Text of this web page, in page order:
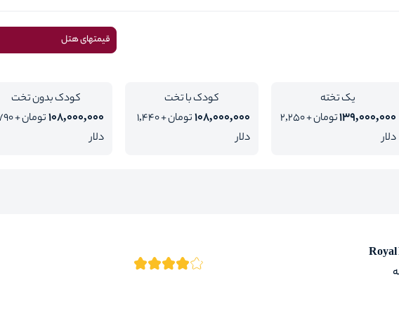
قیمتهای هتل
یک تخته
139,000,000
تومان + 2,250
دلار
کودک با تخت
108,000,000
تومان + 1,440
دلار
کودک بدون تخت
108,000,000
تومان +
دلار
Royal